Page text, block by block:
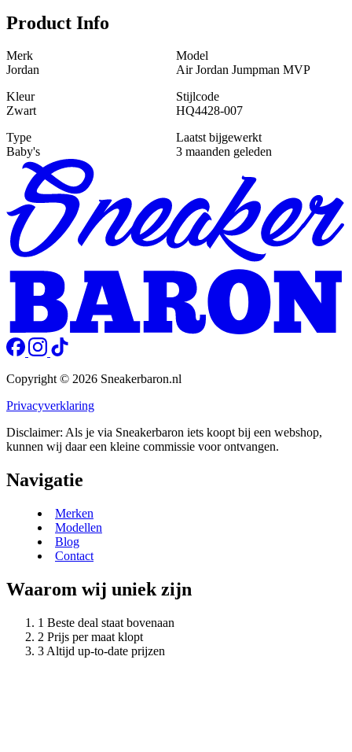
Product Info
Merk
Jordan
Model
Air Jordan Jumpman MVP
Kleur
Zwart
Stijlcode
HQ4428-007
Type
Baby's
Laatst bijgewerkt
3 maanden geleden
Copyright © 2026 Sneakerbaron.nl
Privacyverklaring
Disclaimer: Als je via Sneakerbaron iets koopt bij een webshop,
kunnen wij daar een kleine commissie voor ontvangen.
Navigatie
Merken
Modellen
Blog
Contact
Waarom wij uniek zijn
Beste deal staat bovenaan
Prijs per maat klopt
Altijd up-to-date prijzen